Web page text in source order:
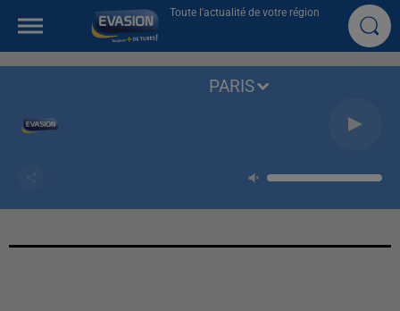
Toute l'actualité de votre région
PARIS